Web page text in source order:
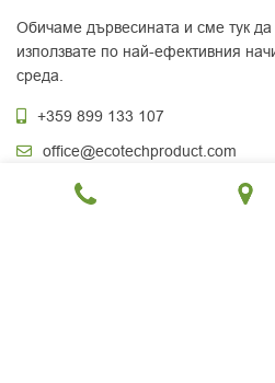
Обичаме дървесината и сме тук
използвате по най-ефективния
среда.
+359 899 133 107
office@ecotechproduct.com
ул. Стар Лозенски път №8,